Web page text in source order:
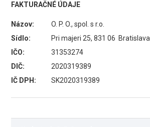
FAKTURAČNÉ ÚDAJE
Názov:
O. P. O., spol. s r.o.
Sídlo:
Pri majeri 25, 831 06 Bratislava
IČO:
31353274
DIČ:
2020319389
IČ DPH:
SK2020319389